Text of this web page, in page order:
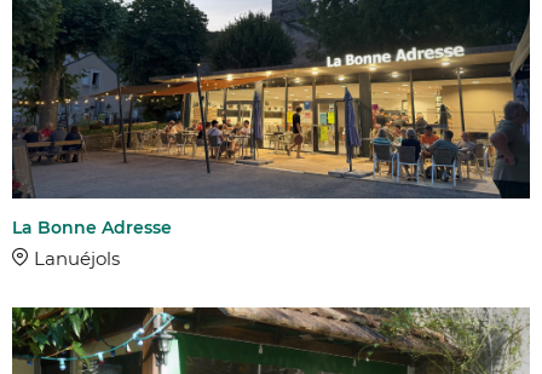
AFFINER
COMMUNES
La Bonne Adresse
Lanuéjols